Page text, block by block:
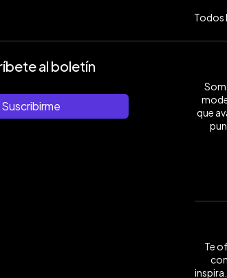
Todos
al boletín
Suscribirme
que
Te